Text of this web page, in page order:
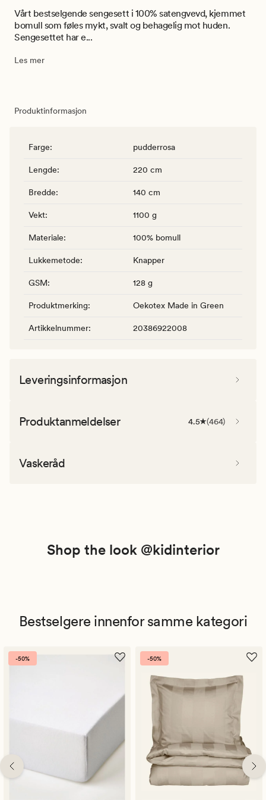
Vårt bestselgende sengesett i 100% satengvevd, kjemmet
bomull som føles mykt, svalt og behagelig mot huden.
Sengesettet har e...
Les mer
Produktinformasjon
Farge: pudderrosa
Lengde: 220 cm
Bredde: 140 cm
Vekt: 1100 g
Materiale: 100% bomull
Lukkemetode: Knapper
GSM: 128 g
Produktmerking: Oekotex Made in Green
Artikkelnummer: 20386922008
Leveringsinformasjon
Produktanmeldelser 4.5 (464)
Vaskeråd
Shop the look @kidinterior
Bestselgere innenfor samme kategori
-50% -50%